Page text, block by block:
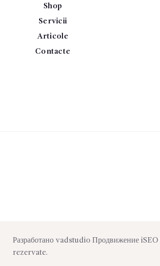
Shop
Servicii
Articole
Contacte
Разработано vadstudio Продвижение iSEO
rezervate.